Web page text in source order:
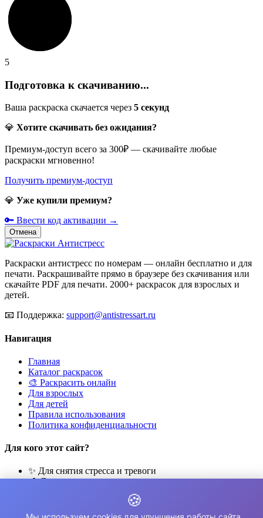
5
Подготовка к скачиванию...
Ваша раскраска скачается через 5 секунд
💎 Хотите скачивать без ожидания?
Премиум-доступ всего за 300₽ — скачивайте любые
раскраски мгновенно!
Получить премиум-доступ
💎 Уже купили премиум?
🔑 Ввести код активации →
Отмена
Раскраски антистресс по номерам — онлайн бесплатно и для
печати. Раскрашивайте прямо в браузере без скачивания или
скачайте PDF для печати. 2000+ раскрасок для взрослых и
детей.
📧 Поддержка: support@antistressart.ru
Навигация
Главная
Каталог раскрасок
🎨 Раскрасить онлайн
Для взрослых
Для детей
Правила использования
Политика конфиденциальности
Для кого этот сайт?
✨ Для снятия стресса и тревоги
🎨 Для развития креативности
🧘 Для медитации и расслабления
👨‍👩‍👧‍👦 Для семейного досуга
🍪